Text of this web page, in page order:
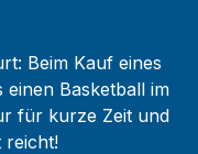
Beim Kauf eines
einen Basketball im
für kurze Zeit und
reicht!